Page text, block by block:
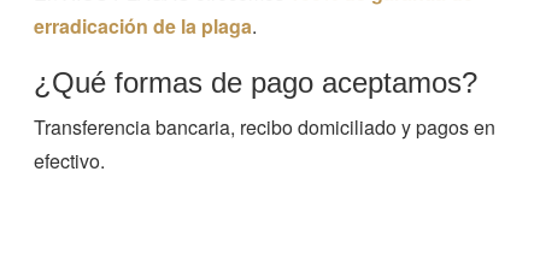
erradicación de la plaga.
¿Qué formas de pago aceptamos?
Transferencia bancaria, recibo domiciliado y pagos en
efectivo.